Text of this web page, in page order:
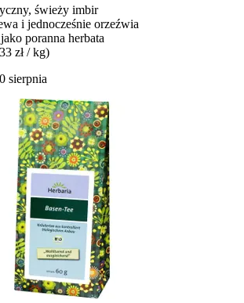
świeży imbir
i jednocześnie orzeźwia
poranna herbata
zł / kg)
sierpnia